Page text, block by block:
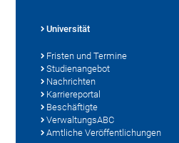
Universität
Fristen und Termine
Studienangebot
Nachrichten
Karriereportal
Beschäftigte
VerwaltungsABC
Amtliche Veröffentlichungen